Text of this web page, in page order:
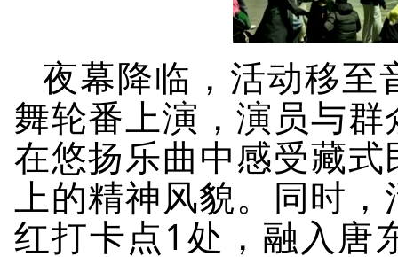
夜幕降临，活动移至
舞轮番上演，演员与
在悠扬乐曲中感受藏
上的精神风貌。同时
红打卡点1处，融入 唐